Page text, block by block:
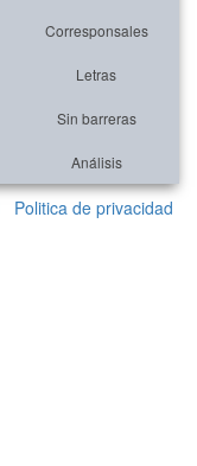
Corresponsales
Letras
Sin barreras
Análisis
Politica de privacidad